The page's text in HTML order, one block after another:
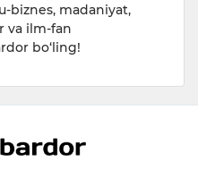
biznes, madaniyat,
va ilm-fan
bo‘ling!